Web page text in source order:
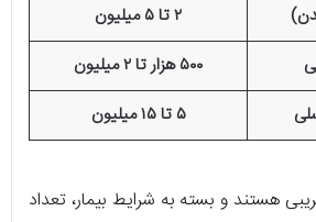
۲ تا ۵ میلیون
۵۰۰ هزار تا ۲ میلیون
۵ تا ۱۵ میلیون
هستند و بسته به شرایط بیمار، تعداد